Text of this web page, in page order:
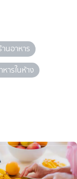
นอาหาร
หารในห้าง